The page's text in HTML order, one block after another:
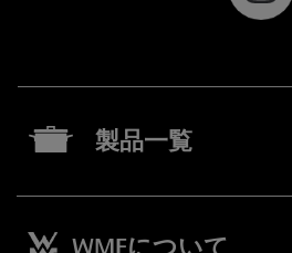
製品一覧